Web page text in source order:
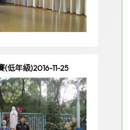
(低年級)2016-11-25